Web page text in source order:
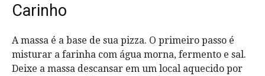
Carinho
A massa é a base de sua pizza. O primeiro passo é
misturar a farinha com água morna, fermento e sal.
Deixe a massa descansar em um local aquecido por